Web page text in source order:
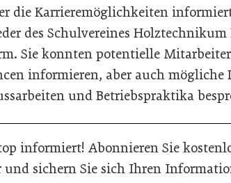
die Karrieremöglichkeiten
des Schulvereines Holztechnikum
Sie konnten potentielle
informieren, aber auch
und Betriebspraktika
informiert! Abonnieren Sie
und sichern Sie sich Ihren